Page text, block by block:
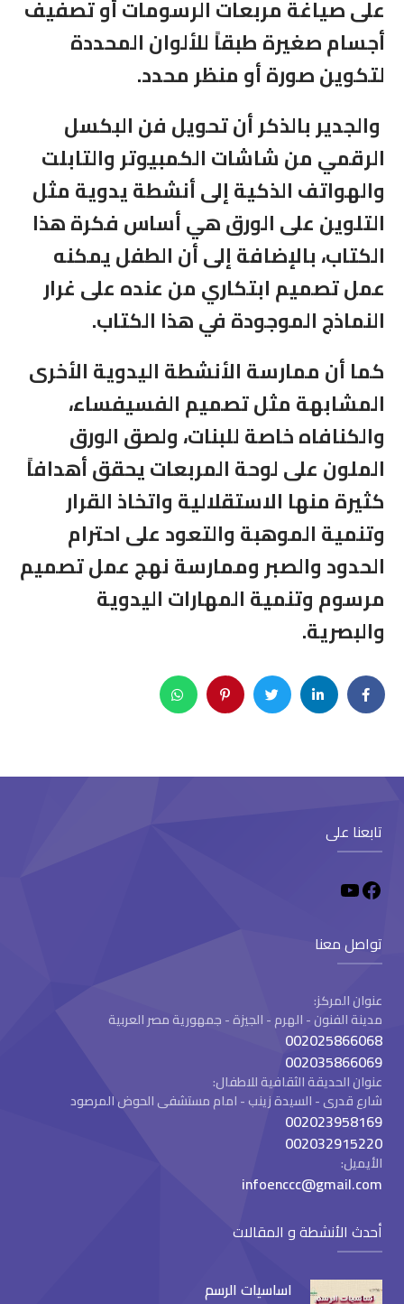
على صياغة مربعات الرسومات أو تصفيف
أجسام صغيرة طبقاً للألوان المحددة
لتكوين صورة أو منظر محدد.
والجدير بالذكر أن تحويل فن البكسل
الرقمي من شاشات الكمبيوتر والتابلت
والهواتف الذكية إلى أنشطة يدوية مثل
التلوين على الورق هي أساس فكرة هذا
الكتاب، بالإضافة إلى أن الطفل يمكنه
عمل تصميم ابتكاري من عنده على غرار
النماذج الموجودة في هذا الكتاب.
كما أن ممارسة الأنشطة اليدوية الأخرى
المشابهة مثل تصميم الفسيفساء،
والكنافاه خاصة للبنات، ولصق الورق
الملون على لوحة المربعات يحقق أهدافاً
كثيرة منها الاستقلالية واتخاذ القرار
وتنمية الموهبة والتعود على احترام
الحدود والصبر وممارسة نهج عمل تصميم
مرسوم وتنمية المهارات اليدوية
والبصرية.
تابعنا على
تواصل معنا
عنوان المركز:
مدينة الفنون - الهرم - الجيزة - جمهورية مصر العربية
002025866068
002035866069
عنوان الحديقة الثقافية للاطفال:
شارع قدرى - السيدة زينب - امام مستشفى الحوض المرصود
002023958169
002032915220
الأيميل:
infoenccc@gmail.com
أحدث الأنشطة و المقالات
اساسيات الرسم